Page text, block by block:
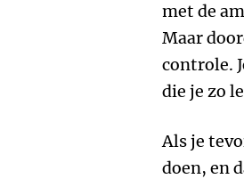
met de
Maar
controle.
die je zo
Als je
doen, en